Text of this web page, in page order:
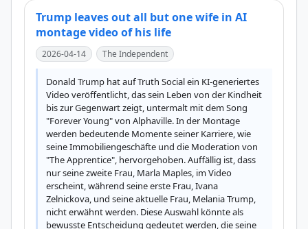
Trump leaves out all but one wife in AI
montage video of his life
2026-04-14 The Independent
Donald Trump hat auf Truth Social ein KI-generiertes
Video veröffentlicht, das sein Leben von der Kindheit
bis zur Gegenwart zeigt, untermalt mit dem Song
"Forever Young" von Alphaville. In der Montage
werden bedeutende Momente seiner Karriere, wie
seine Immobiliengeschäfte und die Moderation von
"The Apprentice", hervorgehoben. Auffällig ist, dass
nur seine zweite Frau, Marla Maples, im Video
erscheint, während seine erste Frau, Ivana
Zelnickova, und seine aktuelle Frau, Melania Trump,
nicht erwähnt werden. Diese Auswahl könnte als
bewusste Entscheidung gedeutet werden, die seine